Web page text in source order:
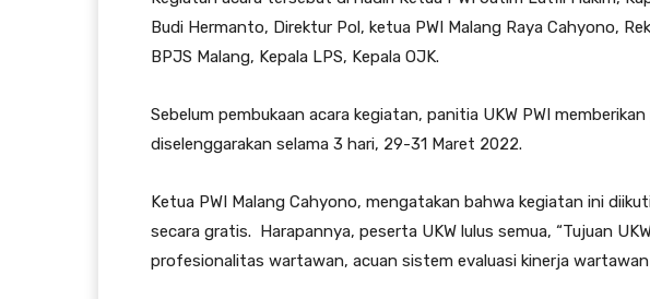
Budi Hermanto, Direktur Pol, ketua PWI Malang Raya Cahyono,
BPJS Malang, Kepala LPS, Kepala OJK.
Sebelum pembukaan acara kegiatan, panitia UKW PWI
diselenggarakan selama 3 hari, 29-31 Maret 2022.
Ketua PWI Malang Cahyono, mengatakan bahwa kegiatan ini
secara gratis. Harapannya, peserta UKW lulus semua, “Tujuan
profesionalitas wartawan, acuan sistem evaluasi kinerja wartawan